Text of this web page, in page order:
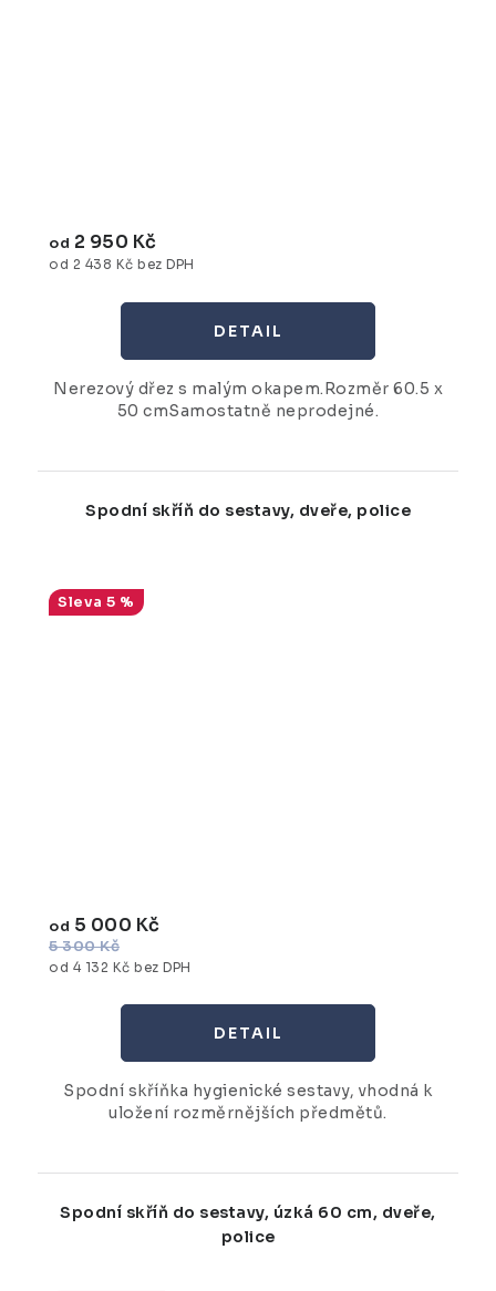
od 2 438 Kč bez DPH
od 2 950 Kč
Nerezový dřez s malým okapem.Rozměr 60.5 x
50 cmSamostatně neprodejné.
Spodní skříň do sestavy, dveře, police
5 %
od 4 132 Kč bez DPH
od 5 000 Kč
5 300 Kč
Spodní skříňka hygienické sestavy, vhodná k
uložení rozměrnějších předmětů.
Spodní skříň do sestavy, úzká 60 cm, dveře,
police